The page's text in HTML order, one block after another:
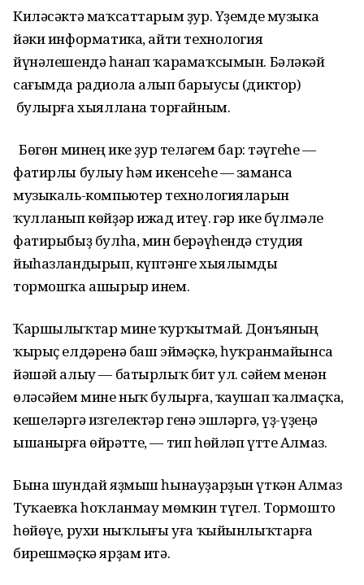
Киләсәктә маҡсаттарым ҙур. Үҙемде музыка
йәки информатика, айти технология
йүнәлешендә һанап ҡарамаҡсымын. Бәләкәй
сағымда радиола алып барыусы (диктор)
булырға хыяллана торғайным.
Бөгөн минең ике ҙур теләгем бар: тәүгеһе —
фатирлы булыу һәм икенсеһе — заманса
музыкаль-компьютер технологияларын
ҡулланып көйҙәр ижад итеү. Әгәр ике бүлмәле
фатирыбыҙ булһа, мин берәүһендә студия
йыһазландырып, күптәнге хыялымды
тормошҡа ашырыр инем.
Ҡаршылыҡтар мине ҡурҡытмай. Донъяның
ҡырыҫ елдәренә баш эймәҫкә, һуҡранмайынса
йәшәй алыу — батырлыҡ бит ул. Әсәйем менән
өләсәйем мине ныҡ булырға, ҡаушап ҡалмаҫҡа,
кешеләргә изгелектәр генә эшләргә, үҙ-үҙеңә
ышанырға өйрәтте, — тип һөйләп үтте Алмаз.
Бына шундай яҙмыш һынауҙарҙын үткән Алмаз
Туҡаевҡа һоҡланмау мөмкин түгел. Тормошто
һөйөүе, рухи ныҡлығы уға ҡыйынлыҡтарға
бирешмәҫкә ярҙам итә.